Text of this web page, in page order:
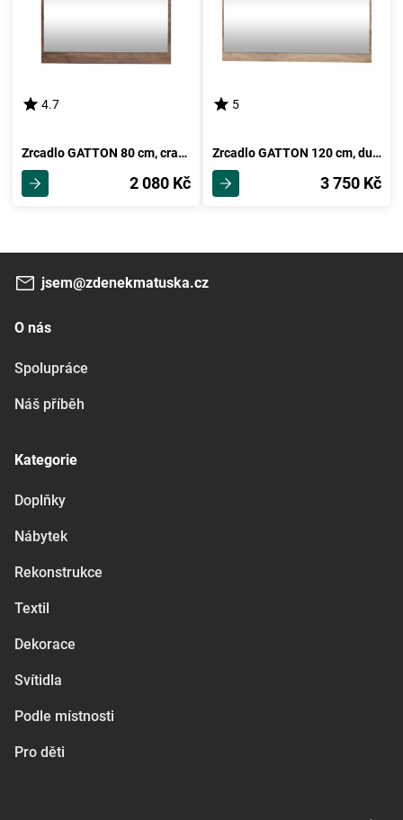
4.7
Zrcadlo GATTON 80 cm, craft tobaco, 5 let záruka
2 080 Kč
5
Zrcadlo GATTON 120 cm, dub sonoma, 5 let záruka
3 750 Kč
jsem@zdenekmatuska.cz
O nás
Spolupráce
Náš příběh
Kategorie
Doplňky
Nábytek
Rekonstrukce
Textil
Dekorace
Svítidla
Podle místnosti
Pro děti